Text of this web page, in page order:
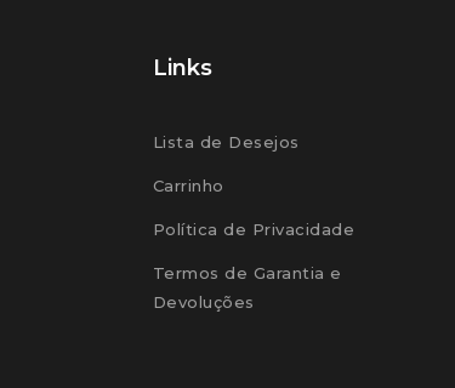
Links
Lista de Desejos
Carrinho
Política de Privacidade
Termos de Garantia e
Devoluções